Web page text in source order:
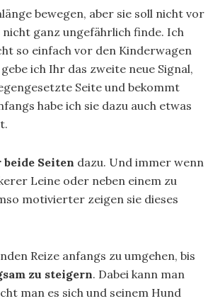
bewegen, aber sie soll nicht vor
ganz ungefährlich finde. Ich
so einfach vor den Kinderwagen
ich Ihr das zweite neue Signal,
Seite und bekommt
habe ich sie dazu auch etwas
Seiten dazu. Und immer wenn
Leine oder neben einem zu
motivierter zeigen sie dieses
Reize anfangs zu umgehen, bis
zu steigern. Dabei kann man
man es sich und seinem Hund